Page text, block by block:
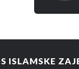
ISLAMSKE